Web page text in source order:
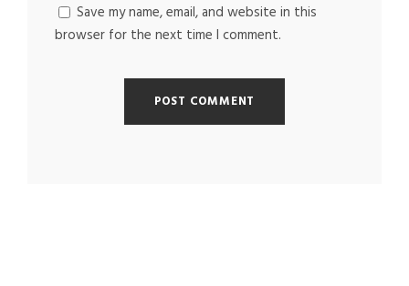
Save my name, email, and website in this
browser for the next time I comment.